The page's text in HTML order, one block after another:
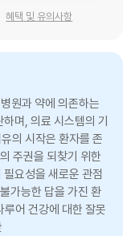
이는 질병의 경우 과잉
을 보인 46세 여성」 중에
위태로운 사회에 우리는
고 가족은 붕괴되고 돌
연히 찾아오는 여러가지
건강에 목숨 걸고 매달
는 한국사회」 중에서
은 신약을 유통하고, 심
를 행하며 기약 없이 중
즈니스는 밑 빠진 독에
만, 증명된 효과는 없거
‘최첨단 수술’이라는 미
프라 확충 등에 투여되
실을 고발한다. 삶의 당
종되고, 그 대신 ‘삶 vs
가는 것에 대한 무차별적
혜택 및 유의사항
원과 약에 의존하는
며, 의료 시스템의 기
의 시작은 환자를 존
주권을 되찾기 위한
요성을 새로운 관점
가능한 답을 가진 환
어 건강에 대한 잘못
식을 제공합니다.